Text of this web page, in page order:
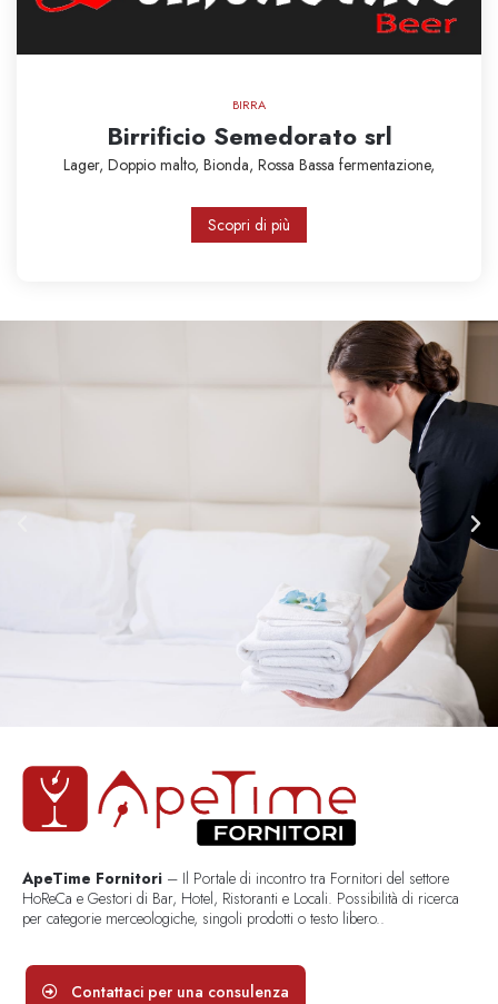
BIRRA
Birrificio Semedorato srl
Lager, Doppio malto, Bionda, Rossa Bassa fermentazione,
Scopri di più
ApeTime Fornitori – Il Portale di incontro tra Fornitori del settore
HoReCa e Gestori di Bar, Hotel, Ristoranti e Locali. Possibilità di ricerca
per categorie merceologiche, singoli prodotti o testo libero..
Contattaci per una consulenza